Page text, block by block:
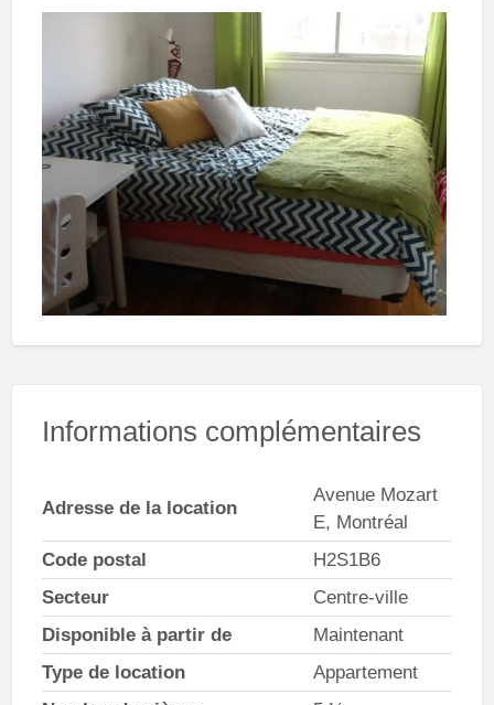
Informations complémentaires
Adresse de la location
Avenue Mozart
E, Montréal
Code postal
H2S1B6
Secteur
Centre-ville
Disponible à partir de
Maintenant
Type de location
Appartement